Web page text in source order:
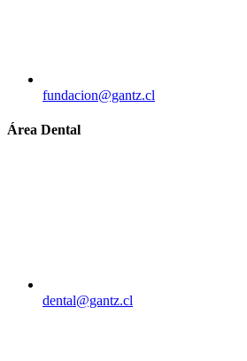
fundacion@gantz.cl
Área Dental
dental@gantz.cl